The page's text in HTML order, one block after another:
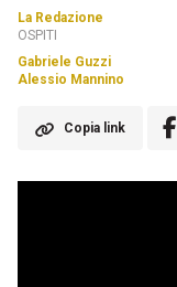
La Redazione
OSPITI
Gabriele Guzzi
Alessio Mannino
Copia link